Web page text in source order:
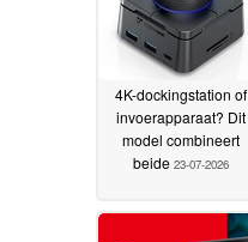
4K-dockingstation of
invoerapparaat? Dit
model combineert
beide 23-07-2026